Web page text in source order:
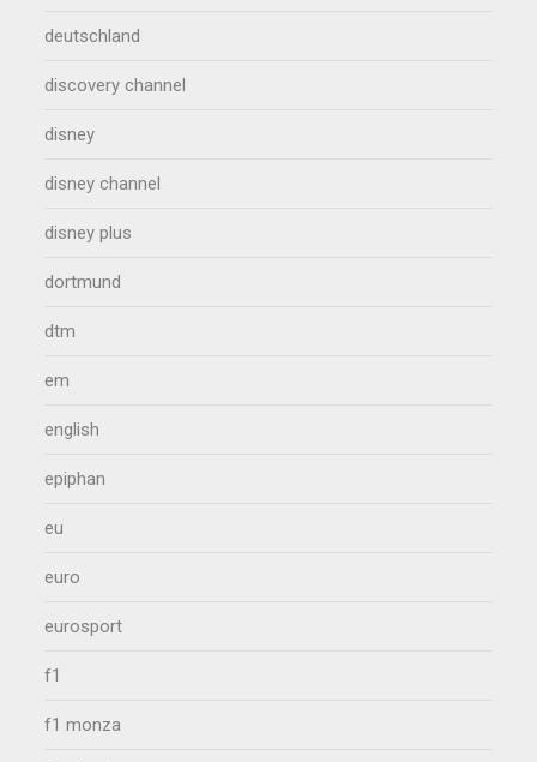
deutschland
discovery channel
disney
disney channel
disney plus
dortmund
dtm
em
english
epiphan
eu
euro
eurosport
f1
f1 monza